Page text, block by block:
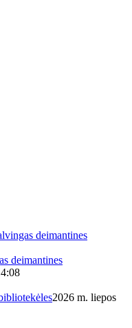
deimantines
2026 m. liepos